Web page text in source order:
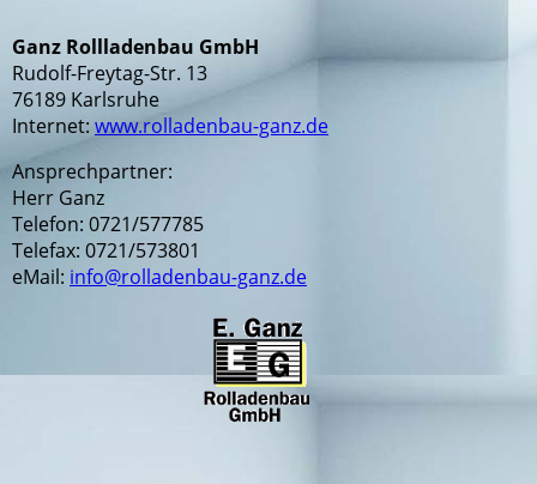
Ganz Rollladenbau GmbH
Rudolf-Freytag-Str. 13
76189 Karlsruhe
Internet: www.rolladenbau-ganz.de
Ansprechpartner:
Herr Ganz
Telefon: 0721/577785
Telefax: 0721/573801
eMail: info@rolladenbau-ganz.de